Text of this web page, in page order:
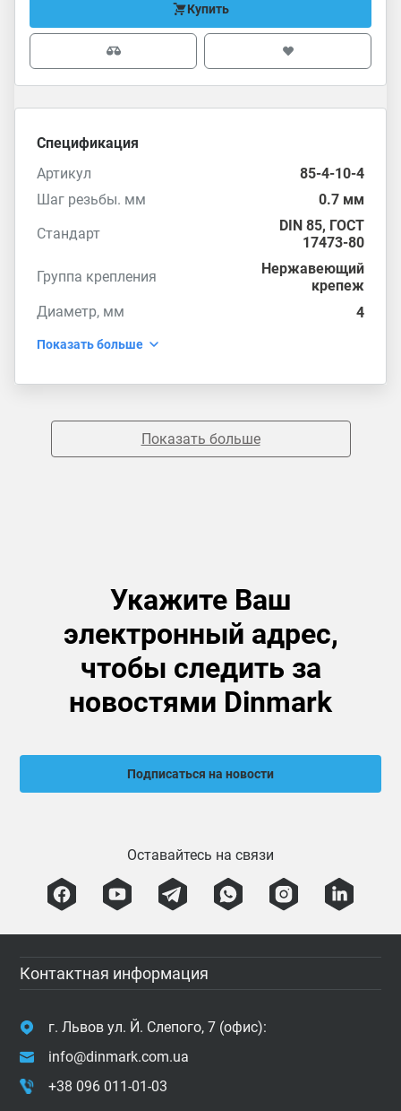
Купить
Спецификация
Артикул
85-4-10-4
Шаг резьбы. мм
0.7 мм
Стандарт
DIN 85, ГОСТ
17473-80
Группа крепления
Нержавеющий
крепеж
Диаметр, мм
4
Показать больше
Показать больше
Укажите Ваш
электронный адрес,
чтобы следить за
новостями Dinmark
Подписаться на новости
Оставайтесь на связи
Контактная информация
г. Львов ул. Й. Слепого, 7 (офис):
info@dinmark.com.ua
+38 096 011-01-03